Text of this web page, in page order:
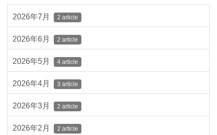
2026年7月 2 article
2026年6月 2 article
2026年5月 4 article
2026年4月 3 article
2026年3月 2 article
2026年2月 2 article